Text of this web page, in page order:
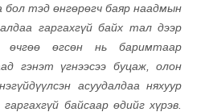
бол тэд өнгөрөгч баяр наадмын
гаргахгүй байх тал дээр
өгсөн нь баримтаар
гэнэт үгнээсээ буцаж, олон
асуудалдаа няхуур
байсаар өдийг хүрэв.